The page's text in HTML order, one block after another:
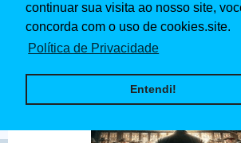
continuar sua visita ao nosso site,
concorda com o uso de cookies.site.
Política de Privacidade
Entendi!
Ip Man O Mestre do Kung Fu